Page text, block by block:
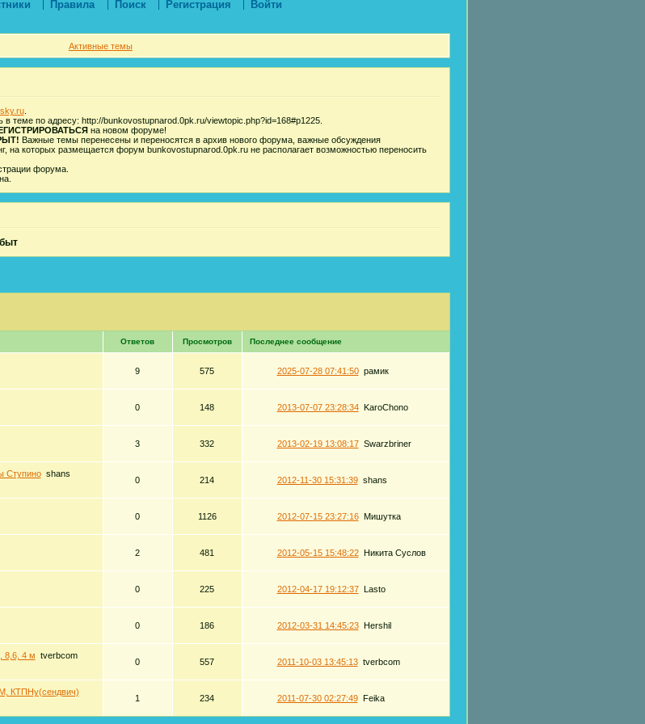
Правила Поиск Регистрация Войти
Активные темы
.
теме по адресу: http://bunkovostupnarod.0pk.ru/viewtopic.php?id=168#p1225.
на новом форуме!
Важные темы перенесены и переносятся в архив нового форума, важные обсуждения
на которых размещается форум bunkovostupnarod.0pk.ru не располагает возможностью переносить
форума.
Ответов Просмотров Последнее сообщение
9 575 2025-07-28 07:41:50 рамик
0 148 2013-07-07 23:28:34 KaroChono
3 332 2013-02-19 13:08:17 Swarzbriner
Ступино shans
0 214 2012-11-30 15:31:39 shans
0 1126 2012-07-15 23:27:16 Мишутка
2 481 2012-05-15 15:48:22 Никита Суслов
0 225 2012-04-17 19:12:37 Lasto
0 186 2012-03-31 14:45:23 Hershil
8,6, 4 м tverbcom
0 557 2011-10-03 13:45:13 tverbcom
КТПНу(сендвич)
1 234 2011-07-30 02:27:49 Feika